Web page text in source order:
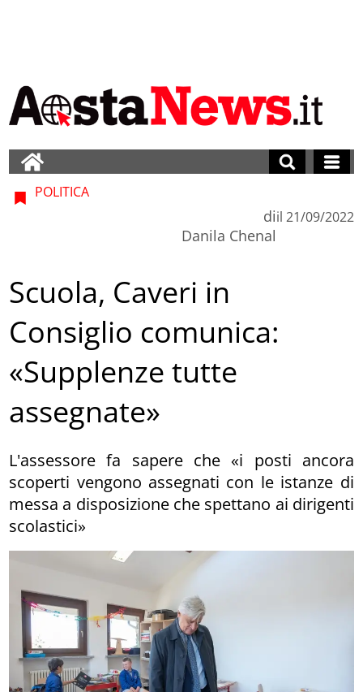
POLITICA
di
Danila Chenal
il 21/09/2022
Scuola, Caveri in
Consiglio comunica:
«Supplenze tutte
assegnate»
L'assessore fa sapere che «i posti ancora
scoperti vengono assegnati con le istanze di
messa a disposizione che spettano ai dirigenti
scolastici»